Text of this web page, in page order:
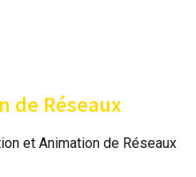
de Réseaux
et Animation de Réseaux